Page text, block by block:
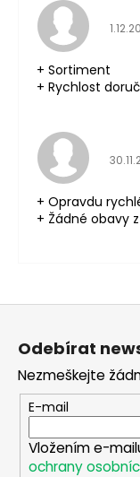
+ Sortiment
+ Rychlost
+ Opravdu
+ Žádné obavy
Z
Odebírat
Nezmeškejte
E-mail
Vložením e-
ochrany